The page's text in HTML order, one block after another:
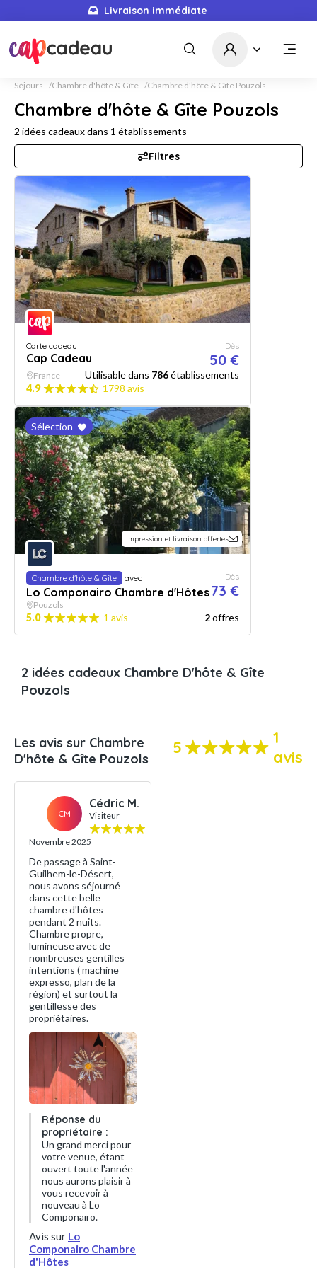
Livraison immédiate
Séjours Chambre d'hôte & Gîte Chambre d'hôte & Gîte Pouzols
Chambre d'hôte & Gîte Pouzols
2 idées cadeaux dans 1 établissements
Filtres
Carte cadeau
Cap Cadeau
Dès
50 €
France Utilisable dans 786établissements
4.9
1798 avis
Sélection
Impression et livraison offertes
Chambre d'hôte & Gîte avec
Lo Componairo Chambre d'Hôtes
Dès
73 €
Pouzols
5.0 1 avis 2offres
2 idées cadeaux Chambre D'hôte & Gîte
Pouzols
Les avis sur Chambre
D'hôte & Gîte Pouzols
5
1
avis
CM
Cédric M.
Visiteur
Novembre 2025
De passage à Saint-
Guilhem-le-Désert,
nous avons séjourné
dans cette belle
chambre d'hôtes
pendant 2 nuits.
Chambre propre,
lumineuse avec de
nombreuses gentilles
intentions ( machine
expresso, plan de la
région) et surtout la
gentillesse des
propriétaires.
Réponse du
propriétaire :
Un grand merci pour
votre venue, étant
ouvert toute l'année
nous aurons plaisir à
vous recevoir à
nouveau à Lo
Componaïro.
Avis sur Lo
Componairo Chambre
d'Hôtes